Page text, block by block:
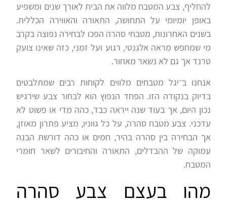
להחליף, צבע המטבח מלווה את הבית לאורך שנים ומשפיע
באופן יומיומי על התחושה, התאורה והאווירה הכללית.
בשנים האחרונות, מטבחי סהרה הפכו לבחירה נפוצה בקרב
מי שמחפש מראה אלגנטי, רגוע ועל זמני, כזה שאינו צועק
טרנד אך גם לא נשאר מאחור.
אנחנו ב־יגל מטבחים מלווים לקוחות רבים שמתלבטים
בדיוק בנקודה הזו. הפחד הנפוץ הוא לבחור צבע שירגיש
נכון היום, אך בעוד שנה ייראה כבד, כהה מדי או פשוט לא
עדכני. צבע מטבח סהרה, על כל גווניו, מציע פתרון מאוזן,
אך הבחירה בין סהרה בהיר, חמים או כהה דורשת הבנה
עמוקה של ההבדלים, התאורה והחיבורים לשאר חומרי
המטבח.
מהו בעצם צבע סהרה